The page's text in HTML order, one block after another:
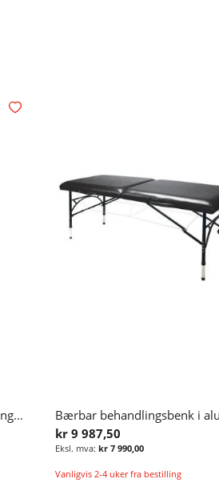
Kartong med papirrull til behandlingsbenk, 95 m x 50 cm (6 ruller)
Legg i handlekurv
Legg i ønskelisten
kr 9 987,50
kr 7 990,00
Vanligvis 2-4 uker fra bestilling